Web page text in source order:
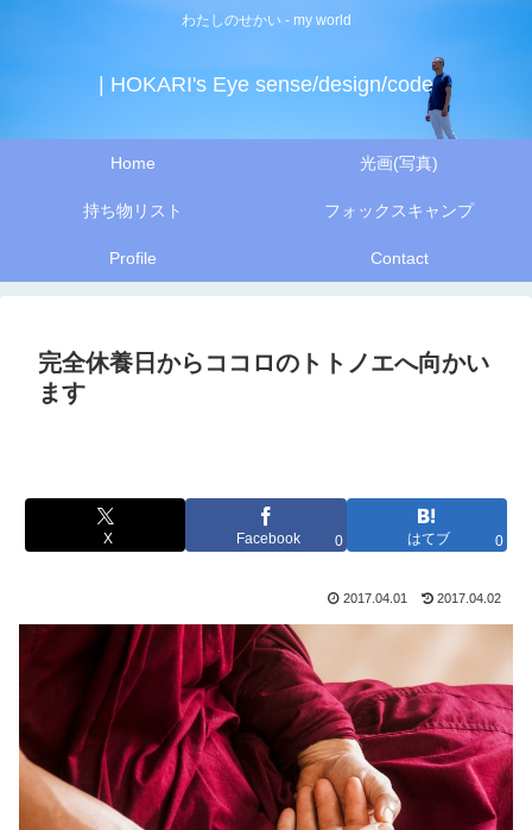
わたしのせかい - my world
| HOKARI's Eye sense/design/code
Home 光画(写真)
持ち物リスト フォックスキャンプ
Profile Contact
完全休養日からココロのトトノエへ向かい
ます
X Facebook 0 はてブ 0
2017.04.01 2017.04.02